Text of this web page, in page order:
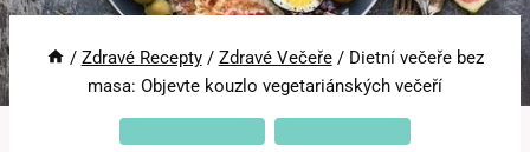
/ Zdravé Recepty / Zdravé Večeře / Dietní večeře bez
masa: Objevte kouzlo vegetariánských večeří